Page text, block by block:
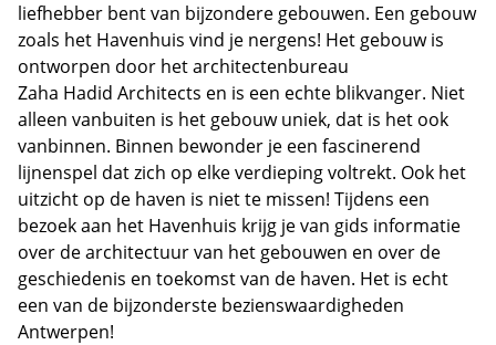
liefhebber bent van bijzondere gebouwen. Een gebouw
zoals het Havenhuis vind je nergens! Het gebouw is
ontworpen door het architectenbureau
Zaha Hadid Architects en is een echte blikvanger. Niet
alleen vanbuiten is het gebouw uniek, dat is het ook
vanbinnen. Binnen bewonder je een fascinerend
lijnenspel dat zich op elke verdieping voltrekt. Ook het
uitzicht op de haven is niet te missen! Tijdens een
bezoek aan het Havenhuis krijg je van gids informatie
over de architectuur van het gebouwen en over de
geschiedenis en toekomst van de haven. Het is echt
een van de bijzonderste bezienswaardigheden
Antwerpen!